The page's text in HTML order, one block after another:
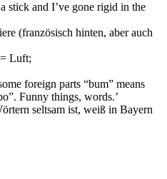
stick and I’ve gone rigid in the
(französisch hinten, aber auch
Luft;
foreign parts “bum” means
Funny things, words.’
seltsam ist, weiß in Bayern